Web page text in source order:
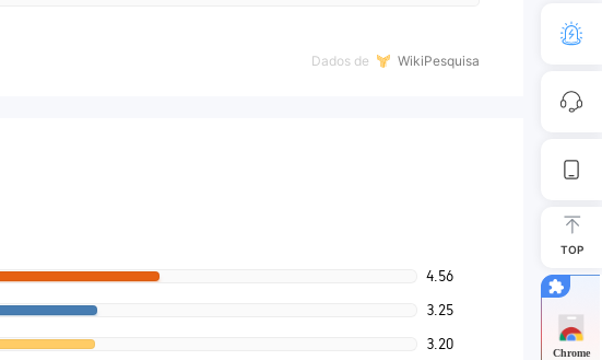
Dados de WikiPesquisa
4.56
3.25
3.20
TOP
Chrome